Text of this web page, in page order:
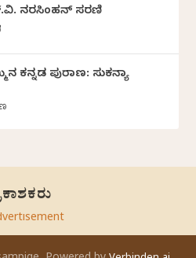
ನರಸಿಂಹನ್‌‌ ಸರಣಿ
ಕನ್ನಡ ಪುರಾಣ: ಸುಕನ್ಯಾ